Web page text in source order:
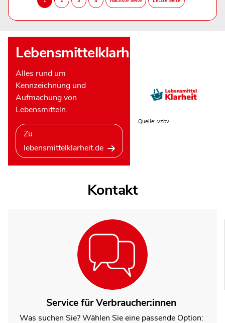
Lebensmittelklarheit
Alles rund um
Kennzeichnung und
Aufmachung von
Lebensmitteln.
Zu
lebensmittelklarheit.de
Quelle: vzbv
Kontakt
Service für Verbraucher:innen
Was suchen Sie? Wählen Sie eine passende Option: